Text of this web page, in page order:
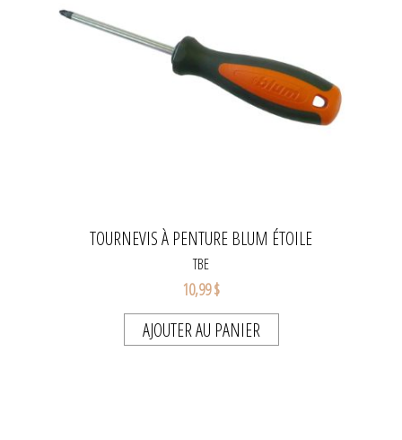
TOURNEVIS À PENTURE BLUM ÉTOILE
TBE
10,99 $
AJOUTER AU PANIER